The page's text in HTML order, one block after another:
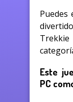
Este
PC